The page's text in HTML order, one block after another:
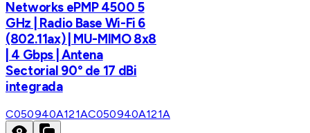
Networks ePMP 4500 5
GHz | Radio Base Wi-Fi 6
(802.11ax) | MU-MIMO 8x8
| 4 Gbps | Antena
Sectorial 90° de 17 dBi
integrada
C050940A121AC050940A121A